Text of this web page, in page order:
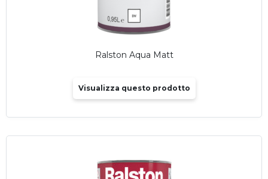
Ralston Aqua Matt
Visualizza questo prodotto